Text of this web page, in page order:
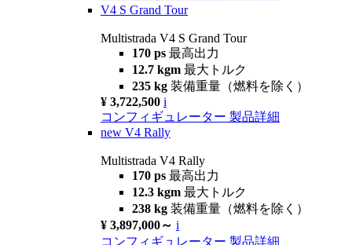
V4 S Grand Tour
Multistrada V4 S Grand Tour
170 ps 最高出力
12.7 kgm 最大トルク
235 kg 装備重量（燃料を除く）
¥ 3,722,500 i
コンフィギュレーター 製品詳細
new V4 Rally
Multistrada V4 Rally
170 ps 最高出力
12.3 kgm 最大トルク
238 kg 装備重量（燃料を除く）
¥ 3,897,000～ i
コンフィギュレーター 製品詳細